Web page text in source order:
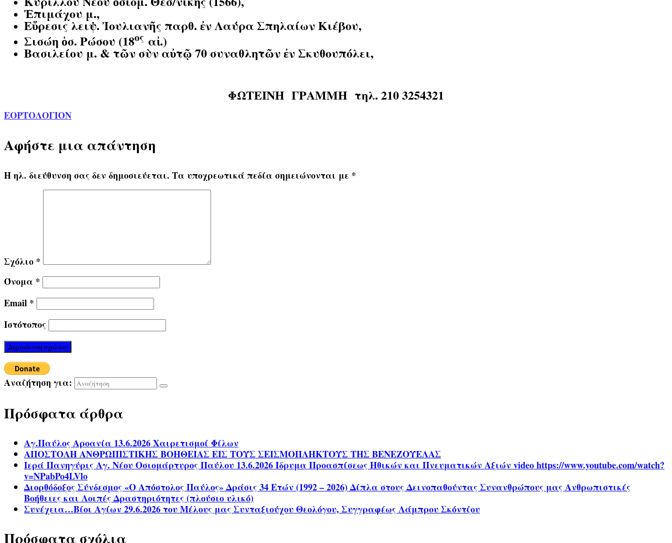
Ἐπιμάχου μ.,
Εὕρεσις λειψ. Ἰουλιανῆς παρθ. ἐν Λαύρα Σπηλαίων Κιέβου,
Σισώη ὁσ. Ρώσου (18ος αἰ.)
Βασιλείου μ. & τῶν σὺν αὐτῷ 70 συναθλητῶν ἐν Σκυθουπόλει,
ΦΩΤΕΙΝΗ ΓΡΑΜΜΗ τηλ. 210 3254321
ΕΟΡΤΟΛΟΓΙΟΝ
Αφήστε μια απάντηση
Η ηλ. διεύθυνση σας δεν δημοσιεύεται. Τα υποχρεωτικά πεδία σημειώνονται με *
Σχόλιο *
Όνομα *
Email *
Ιστότοπος
Αναζήτηση για:
Πρόσφατα άρθρα
Αγ.Παύλος Αροανία 13.6.2026 Χαιρετισμοί Φίλων
ΑΠΟΣΤΟΛΗ ΑΝΘΡΩΠΙΣΤΙΚΗΣ ΒΟΗΘΕΙΑΣ ΕΙΣ ΤΟΥΣ ΣΕΙΣΜΟΠΛΗΚΤΟΥΣ ΤΗΣ ΒΕΝΕΖΟΥΕΛΑΣ
Ιερά Πανηγύρις Αγ. Νέου Οσιομάρτυρος Παύλου 13.6.2026 Ίδρυμα Προασπίσεως Ηθικών και Πνευματικών Αξιών video https://www.youtube.com/watch?
v=NPabPo4LVlo
Διορθόδοξος Σύνδεσμος «Ο Απόστολος Παύλος» Δράσις 34 Ετών (1992 – 2026) Δίπλα στους Δεινοπαθούντας Συνανθρώπους μας Ανθρωπιστικές
Βοήθειες και Λοιπές Δραστηριότητες (πλούσιο υλικό)
Συνέχεια…Βίοι Αγίων 29.6.2026 του Μέλους μας Συνταξιούχου Θεολόγου, Συγγραφέως Λάμπρου Σκόντζου
Πρόσφατα σχόλια